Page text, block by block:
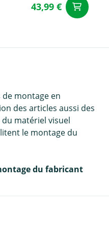
43,99 €
montage en
des articles aussi des
matériel visuel
le montage du
du fabricant